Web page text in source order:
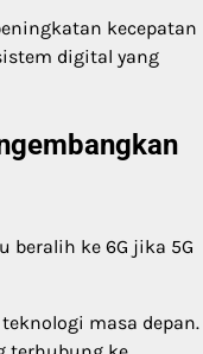
kecepatan
digital yang
beralih ke 6G jika 5G
masa depan.